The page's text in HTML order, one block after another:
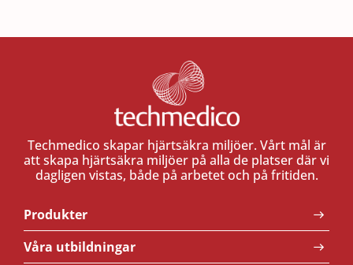
Techmedico skapar hjärtsäkra miljöer. Vårt mål är
att skapa hjärtsäkra miljöer på alla de platser där vi
dagligen vistas, både på arbetet och på fritiden.
Produkter
Våra utbildningar